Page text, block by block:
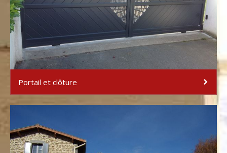
Portail et clôture